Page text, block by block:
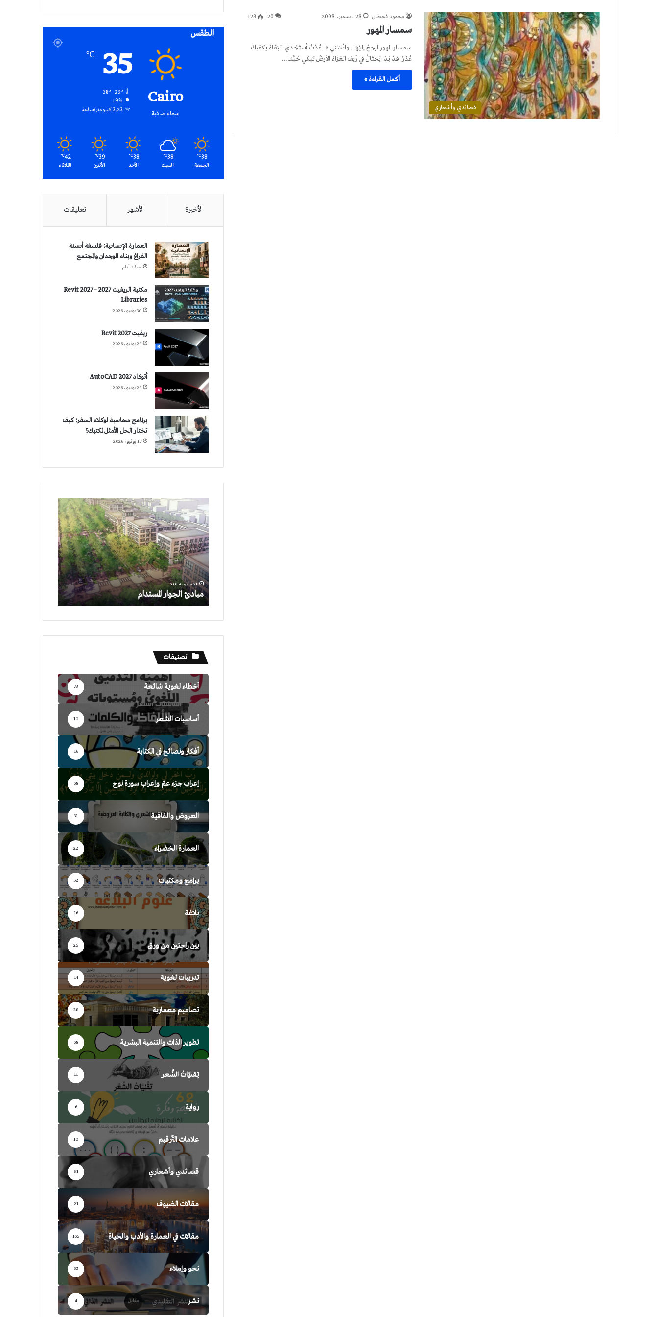
قصائدي وأشعاري
محمود قحطان 28 ديسمبر، 2008 20
123
سمسار المهور
سمسار المهور ارجـعْ إليْهَا.. وانْسَـني مَا عُدْتُ أستَجْـدي البَقاءْ يكفيكَ
عُذرًا قـدْ بَـدَا يَخْتَالُ في زَيفِ العَرَاءْ الأرضُ تـَبكـي حُـبَّـنـا…
أكمل القراءة »
الطقس
Cairo
سماء صافية
35
℃
38º - 29º
19%
3.23 كيلومتر/ساعة
38
℃
الجمعة
38
℃
السبت
38
℃
الأحد
39
℃
الأثنين
42
℃
الثلاثاء
الأخيرة الأشهر تعليقات
العمارة الإنسانية: فلسفة أنسنة
الفراغ وبناء الوجدان والمجتمع
منذ 7 أيام
مكتبة الريفيت 2027 – Revit 2027
Libraries
30 يونيو، 2026
ريفيت 2027 Revit
29 يونيو، 2026
أتوكاد 2027 AutoCAD
29 يونيو، 2026
برنامج محاسبة لوكلاء السفر: كيف
تختار الحل الأمثل لمكتبك؟
17 يونيو، 2026
الجوار
المستدام
31 مايو، 2019
مبادئ الجوار المستدام
تصنيفات
أخطاء لغوية شائعة 73
أساسيات الشعر 10
أفكار ونصائح في الكتابة 16
إعراب جزء عمّ وإعراب سورة نوح 68
العروض والقافية 31
العمارة الخضراء 22
برامج ومكتبات 52
بلاغة 16
بين راحتين من ورق 25
تدريبات لغوية 14
تصاميم معمارية 28
تطوير الذات والتنمية البشرية 68
تِقنيَّاتُ الشِّعر 11
رواية 6
علامات التّرقيم 10
قصائدي وأشعاري 81
مقالات الضيوف 21
مقالات في العمارة والأدب والحياة 165
نحو وإملاء 35
نشر 4